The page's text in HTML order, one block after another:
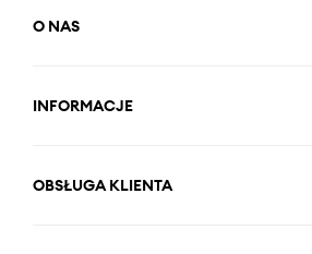
O NAS
INFORMACJE
OBSŁUGA KLIENTA